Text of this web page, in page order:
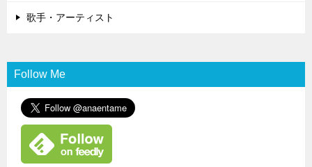
歌手・アーティスト
Follow Me